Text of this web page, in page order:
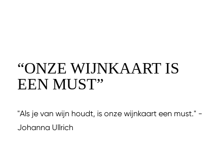
“ONZE WIJNKAART IS
EEN MUST”
"Als je van wijn houdt, is onze wijnkaart een must." -
Johanna Ullrich